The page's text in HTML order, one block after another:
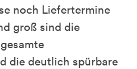
noch Liefertermine
groß sind die
die deutlich spürbare